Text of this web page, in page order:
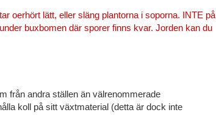
oerhört lätt, eller släng plantorna i soporna. INTE på
buxbomen där sporer finns kvar. Jorden kan du
från andra ställen än välrenommerade
koll på sitt växtmaterial (detta är dock inte